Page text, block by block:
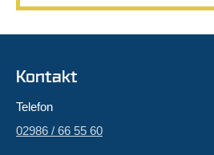
Kontakt
Telefon
02986 / 66 55 60